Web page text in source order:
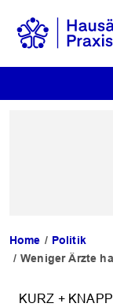
Home
Politik
Weniger Ärzte
KURZ + KNAPP